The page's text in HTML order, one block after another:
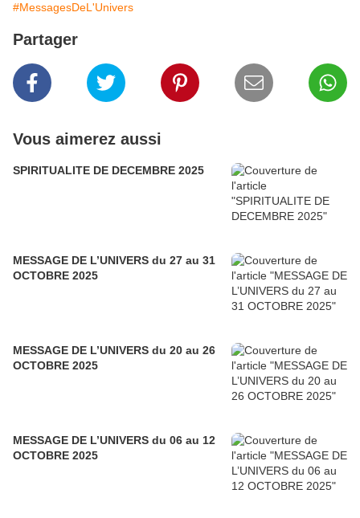
#MessagesDeL'Univers
Partager
Vous aimerez aussi
SPIRITUALITE DE DECEMBRE 2025
MESSAGE DE L’UNIVERS du 27 au 31
OCTOBRE 2025
MESSAGE DE L’UNIVERS du 20 au 26
OCTOBRE 2025
MESSAGE DE L’UNIVERS du 06 au 12
OCTOBRE 2025